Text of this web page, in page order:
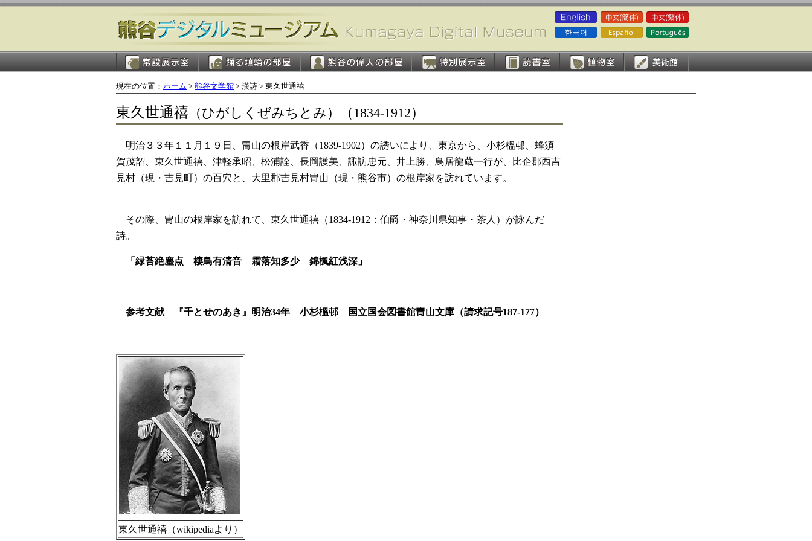
現在の位置： ホーム > 熊谷文学館 > 漢詩 > 東久世通禧
東久世通禧 （ひがしくぜみちとみ）（1834-1912）
明治３３年１１月１９日、冑山の根岸武香（1839-1902）の誘いにより、東京から、小杉榲邨、蜂須
賀茂韶、東久世通禧、津軽承昭、松浦詮、長岡護美、諏訪忠元、井上勝、鳥居龍蔵一行が、比企郡西吉
見村（現・吉見町）の百穴と、大里郡吉見村冑山（現・熊谷市）の根岸家を訪れています。
その際、冑山の根岸家を訪れて、 東久世通禧（1834-1912 ：伯爵・神奈川県知事・茶人）が詠んだ
詩。
「緑苔絶塵点 棲鳥有清音 霜落知多少 錦楓紅浅深」
参考文献 『千とせのあき』明治34年 小杉榲邨 国立国会図書館冑山文庫（請求記号187-177）
東久世通禧（wikipediaより）